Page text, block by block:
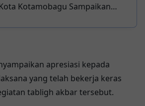
Kotamobagu Sampaikan
apresiasi kepada
yang telah bekerja keras
tabligh akbar tersebut.